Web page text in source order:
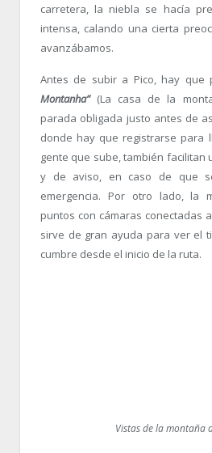
carretera, la niebla se hacía
intensa, calando una cierta
avanzábamos.
Antes de subir a Pico, hay que
Montanha”(La casa de la
parada obligada justo antes de
donde hay que registrarse para
gente que sube, también facilitan
y de aviso, en caso de que
emergencia. Por otro lado, la
puntos con cámaras conectadas
sirve de gran ayuda para ver el
cumbre desde el inicio de la ruta.
Vistas de la montaña